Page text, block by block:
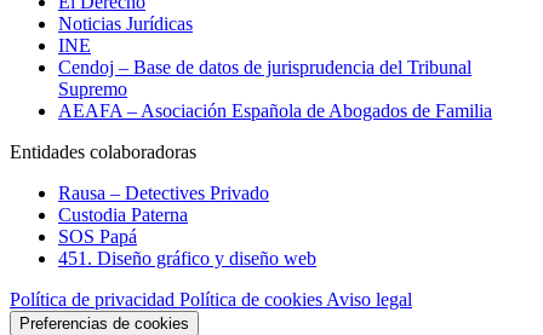
Noticias Jurídicas
INE
Cendoj – Base de datos de jurisprudencia del Tribunal
Supremo
AEAFA – Asociación Española de Abogados de Familia
Entidades colaboradoras
Rausa – Detectives Privado
Custodia Paterna
SOS Papá
451. Diseño gráfico y diseño web
Política de privacidad Política de cookies Aviso legal
Preferencias de cookies